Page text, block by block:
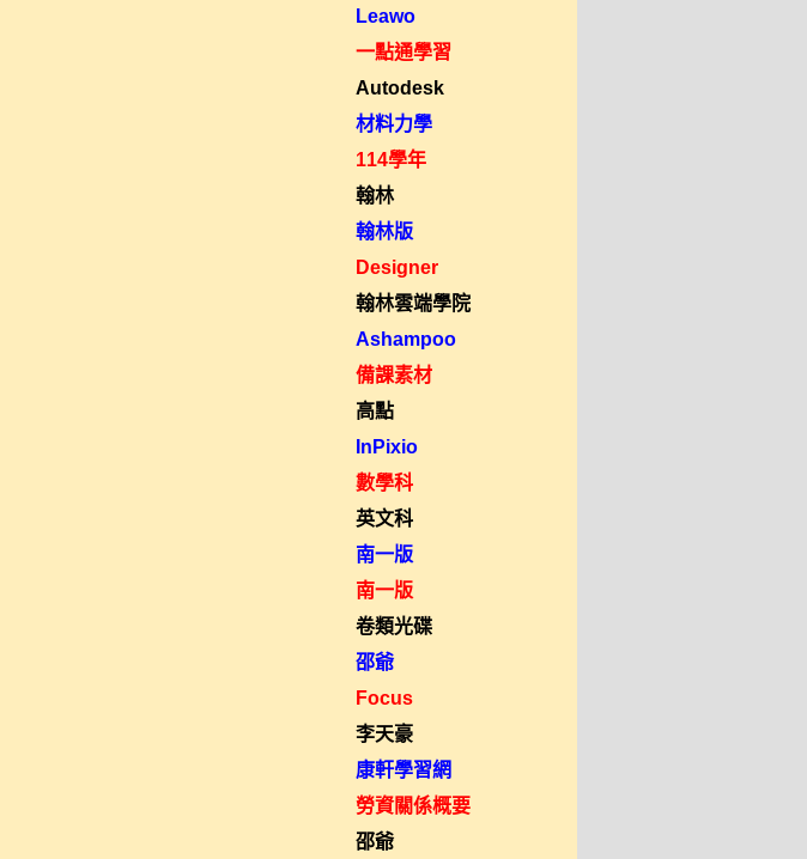
Leawo
一點通學習
Autodesk
材料力學
114學年
翰林
翰林版
Designer
翰林雲端學院
Ashampoo
備課素材
高點
InPixio
數學科
英文科
南一版
南一版
卷類光碟
邵爺
Focus
李天豪
康軒學習網
勞資關係概要
邵爺